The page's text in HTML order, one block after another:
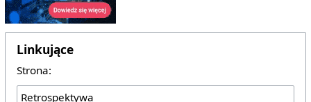
Linkujące
Strona: